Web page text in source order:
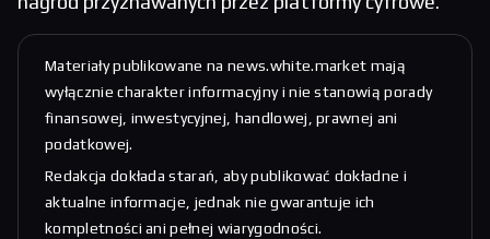
Materiały publikowane na news.white.market mają
wyłącznie charakter informacyjny i nie stanowią porady
finansowej, inwestycyjnej, handlowej, prawnej ani
podatkowej.
Redakcja dokłada starań, aby publikować dokładne i
aktualne informacje, jednak nie gwarantuje ich
kompletności ani pełnej wiarygodności.